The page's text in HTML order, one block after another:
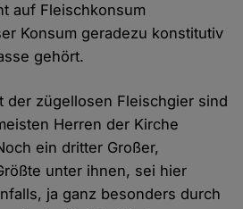
auf Fleischkonsum
Konsum geradezu konstitutiv
gehört.
der zügellosen Fleischgier sind
Herren der Kirche
ein dritter Großer,
unter ihnen, sei hier
ja ganz besonders durch